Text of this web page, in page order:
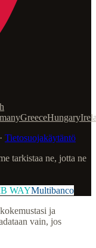
GreeceHungary
Tietosuojakäytäntö
tarkistaa ne, jotta ne
WAYMultibanco
ja
vain, jos